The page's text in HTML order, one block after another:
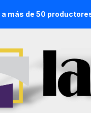
de 50 productores